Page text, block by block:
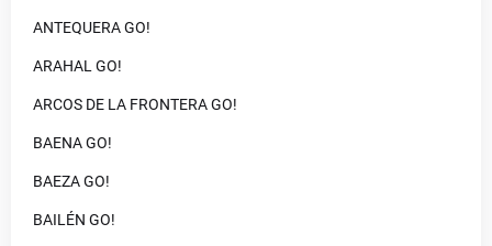
ANTEQUERA GO!
ARAHAL GO!
ARCOS DE LA FRONTERA GO!
BAENA GO!
BAEZA GO!
BAILÉN GO!